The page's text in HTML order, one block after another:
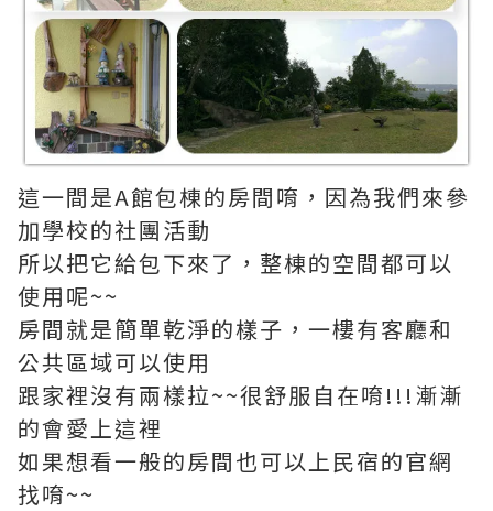
這一間是A館包棟的房間唷，因為我們來參
加學校的社團活動
所以把它給包下來了，整棟的空間都可以
使用呢~~
房間就是簡單乾淨的樣子，一樓有客廳和
公共區域可以使用
跟家裡沒有兩樣拉~~很舒服自在唷!!!漸漸
的會愛上這裡
如果想看一般的房間也可以上民宿的官網
找唷~~